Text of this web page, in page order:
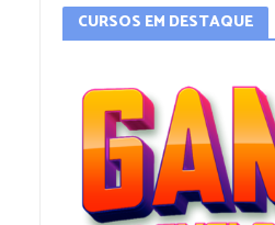
CURSOS EM DESTAQUE